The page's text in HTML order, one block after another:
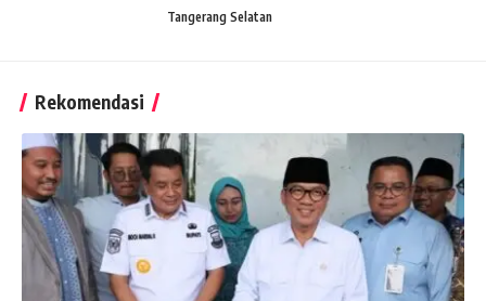
Tangerang Selatan
Rekomendasi